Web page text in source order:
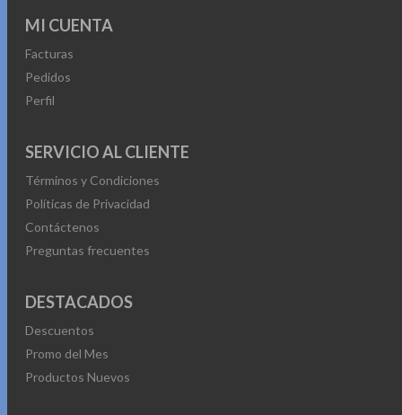
MI CUENTA
Facturas
Pedidos
Perfil
SERVICIO AL CLIENTE
Términos y Condiciones
Políticas de Privacidad
Contáctenos
Preguntas frecuentes
DESTACADOS
Descuentos
Promo del Mes
Productos Nuevos